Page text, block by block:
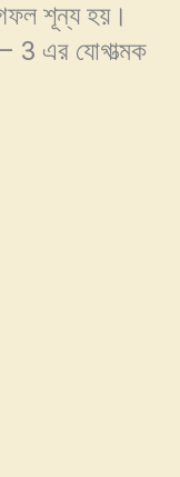
শূন্য হয়।
এর যোগাত্মক